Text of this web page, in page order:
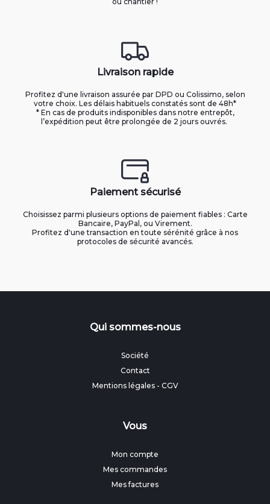
Livraison rapide
Profitez d'une livraison assurée par DPD ou Colissimo, selon
votre choix. Les délais habituels constatés sont de 48h*
* En cas de produits indisponibles dans notre entrepôt,
l’expédition peut être prolongée de 2 jours ouvrés.
Paiement sécurisé
Choisissez parmi plusieurs options de paiement fiables : Carte
Bancaire, PayPal, ou Virement.
Profitez d'une transaction en toute sérénité grâce à nos
protocoles de sécurité avancés.
Qui sommes-nous
Société
Contact
Mentions légales- CGV
Vous
Mon compte
Mes commandes
Mes factures